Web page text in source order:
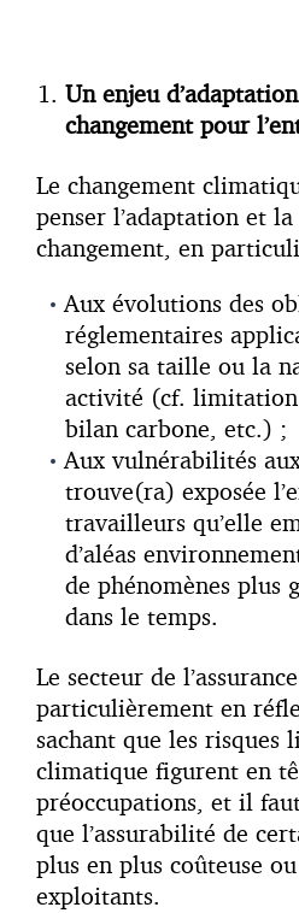
Un enjeu
changement pour
Le changement
penser l’adaptation et
changement, en
Aux évolutions des
réglementaires
selon sa taille ou la
activité (cf. limitation
bilan carbone, etc.) ;
Aux vulnérabilités
trouve(ra) exposée
travailleurs qu’elle
d’aléas
de phénomènes plus
dans le temps.
Le secteur de
particulièrement en
sachant que les risques
climatique figurent en
préoccupations, et il
que l’assurabilité de
plus en plus coûteuse
exploitants.